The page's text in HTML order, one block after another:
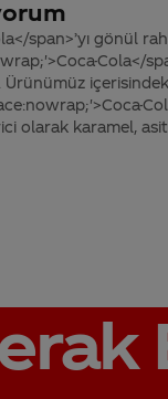
span>’yı gönül
Cola</
olarak karamel,